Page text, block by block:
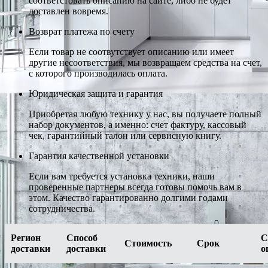
доставлен вовремя.
Возврат платежа по счету
Если товар не соотвутствует описанию или имеет
другие несоответствия, мы возвращаем средства на счет,
с которого производилась оплата.
Юридическая защита и гарантия
Приобретая любую технику у нас, вы получаете полный
набор документов, а именно: счет фактуру, кассовый
чек, гарантийный талон или сервисную книгу.
Гарантия качественной установки
Если вам требуется установка техники, наши
проверенные партнеры всегда готовы помочь вам в
этом. Качество гарантированно долгими годами
сотрудничества.
Регион
доставки
Способ
доставки
Стоимость Срок